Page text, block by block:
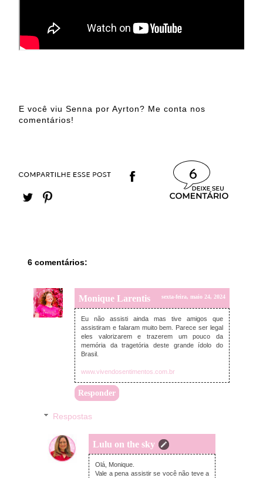
E você viu Senna por Ayrton? Me conta nos
comentários!
6
6 comentários:
Monique Larentis sexta-feira, maio 24, 2024
Eu não assisti ainda mas tive amigos que
assistiram e falaram muito bem. Parece ser legal
eles valorizarem e trazerem um pouco da
memória da tragetória deste grande ídolo do
Brasil.
www.vivendosentimentos.com.br
Responder
Respostas
Lulu on the sky
quinta-feira, maio 30, 2024
Olá, Monique.
Vale a pena assistir se você não teve a